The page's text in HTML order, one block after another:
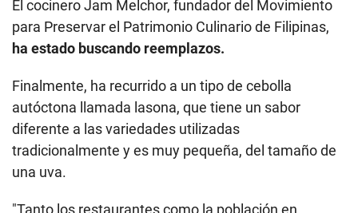
El cocinero Jam Melchor, fundador del Movimiento
para Preservar el Patrimonio Culinario de Filipinas,
ha estado buscando reemplazos.
Finalmente, ha recurrido a un tipo de cebolla
autóctona llamada lasona, que tiene un sabor
diferente a las variedades utilizadas
tradicionalmente y es muy pequeña, del tamaño de
una uva.
"Tanto los restaurantes como la población en